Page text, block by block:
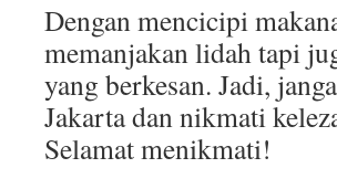
Dengan mencicipi
memanjakan lidah tapi
yang berkesan. Jadi,
Jakarta dan nikmati
Selamat menikmati!